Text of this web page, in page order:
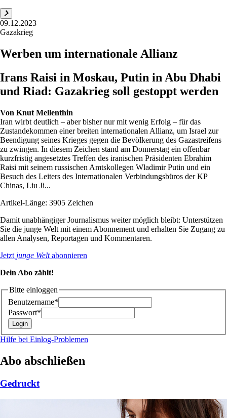
09.12.2023
Gazakrieg
Werben um internationale Allianz
Irans Raisi in Moskau, Putin in Abu Dhabi
und Riad: Gazakrieg soll gestoppt werden
Von Knut Mellenthin
Iran wirbt deutlich – aber bisher nur mit wenig Erfolg – für das
Zustandekommen einer breiten internationalen Allianz, um Israel zur
Beendigung seines Krieges gegen die Bevölkerung des Gazastreifens
zu zwingen. In diesem Zeichen stand am Donnerstag ein offenbar
kurzfristig angesetztes Treffen des iranischen Präsidenten Ebrahim
Raisi mit seinem russischen Amtskollegen Wladimir Putin und ein
Besuch des Leiters des Internationalen Verbindungsbüros der KP
Chinas, Liu Ji...
Artikel-Länge: 3905 Zeichen
Damit unabhängiger Journalismus weiter möglich bleibt: Unterstützen
Sie die junge Welt mit einem Abonnement und erhalten Sie Zugang zu
allen Analysen, Reportagen und Kommentaren.
Jetzt junge Weltabonnieren
Dein Abo zählt!
Bitte einloggen
Benutzername*
Passwort*
Hilfe bei Einlog-Problemen
Abo abschließen
Gedruckt